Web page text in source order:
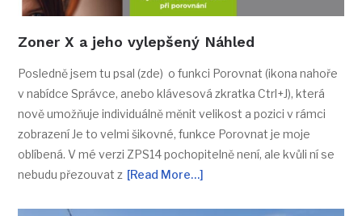
Zoner X a jeho vylepšený Náhled
Posledně jsem tu psal (zde) o funkci Porovnat (ikona nahoře
v nabídce Správce, anebo klávesová zkratka Ctrl+J), která
nově umožňuje individuálně měnit velikost a pozici v rámci
zobrazení Je to velmi šikovné, funkce Porovnat je moje
oblíbená. V mé verzi ZPS14 pochopitelně není, ale kvůli ní se
nebudu přezouvat z [Read More…]